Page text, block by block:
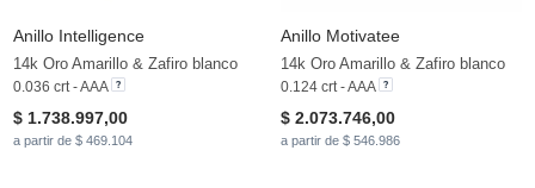
Anillo Intelligence
14k Oro Amarillo & Zafiro blanco
0.036 crt - AAA
$ 1.738.997,00
a partir de $ 469.104
Anillo Motivatee
14k Oro Amarillo & Zafiro blanco
0.124 crt - AAA
$ 2.073.746,00
a partir de $ 546.986